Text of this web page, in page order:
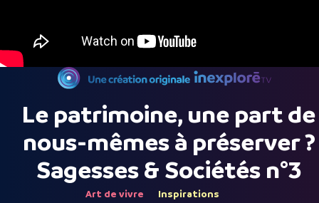
Le patrimoine, une part de
nous-mêmes à préserver ?
Sagesses & Sociétés n°3
Art de vivre Inspirations